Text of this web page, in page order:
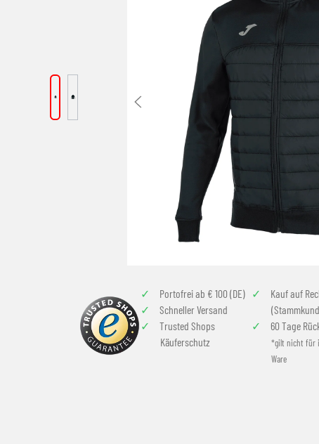
Portofrei ab € 100 (DE)
Schneller Versand
Trusted Shops
Käuferschutz
Kauf auf
60 Tage
*gilt nicht für
Ware